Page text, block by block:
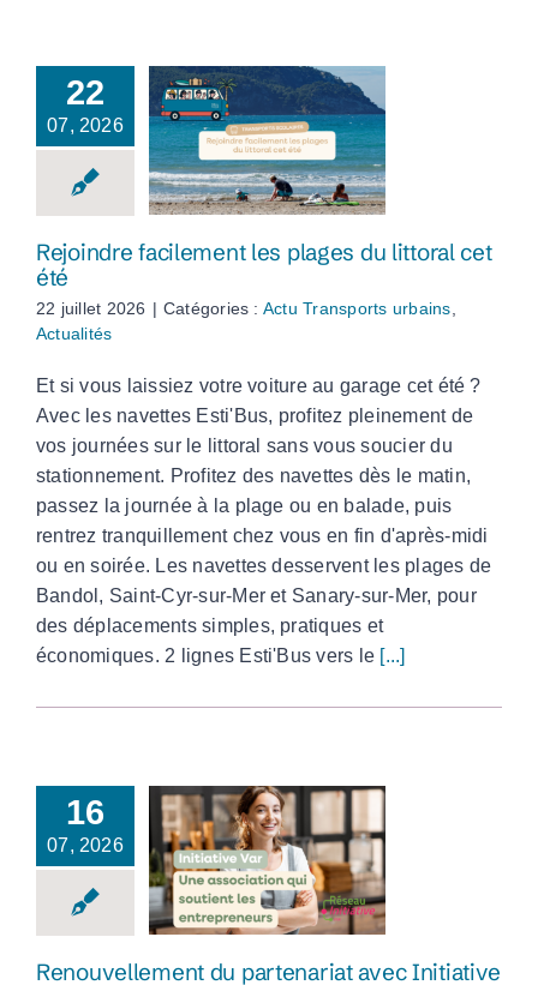
22
07, 2026
Rejoindre
facilement les
plages du littoral cet
été
Rejoindre facilement les plages du littoral cet
été
22 juillet 2026 | Catégories : Actu Transports urbains
Actualités
Et si vous laissiez votre voiture au garage cet été ?
Avec les navettes Esti'Bus, profitez pleinement de
vos journées sur le littoral sans vous soucier du
stationnement. Profitez des navettes dès le matin,
passez la journée à la plage ou en balade, puis
rentrez tranquillement chez vous en fin d'après-midi
ou en soirée. Les navettes desservent les plages de
Bandol, Saint-Cyr-sur-Mer et Sanary-sur-Mer, pour
des déplacements simples, pratiques et
économiques. 2 lignes Esti'Bus vers le [...]
16
07, 2026
Renouvellement du
partenariat avec
Initiative Var
Renouvellement du partenariat avec Initiative